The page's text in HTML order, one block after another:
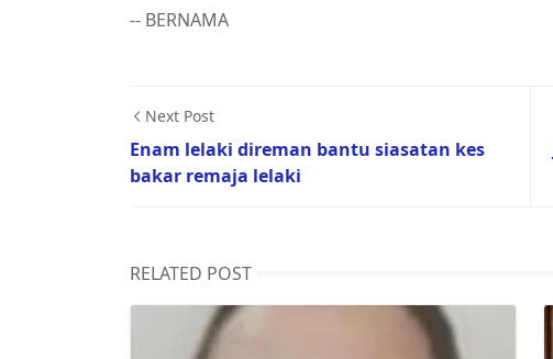
-- BERNAMA
Next Post
Enam lelaki direman bantu siasatan kes
bakar remaja lelaki
RELATED POST